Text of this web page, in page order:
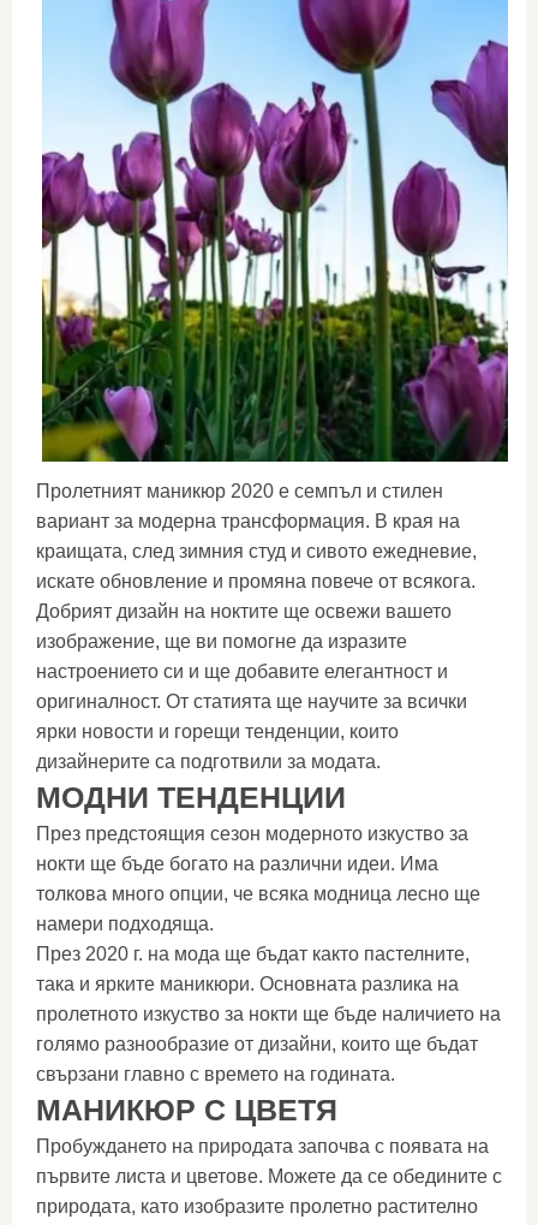
Пролетният маникюр 2020 е семпъл и стилен
вариант за модерна трансформация. В края на
краищата, след зимния студ и сивото ежедневие,
искате обновление и промяна повече от всякога.
Добрият дизайн на ноктите ще освежи вашето
изображение, ще ви помогне да изразите
настроението си и ще добавите елегантност и
оригиналност. От статията ще научите за всички
ярки новости и горещи тенденции, които
дизайнерите са подготвили за модата.
МОДНИ ТЕНДЕНЦИИ
През предстоящия сезон модерното изкуство за
нокти ще бъде богато на различни идеи. Има
толкова много опции, че всяка модница лесно ще
намери подходяща.
През 2020 г. на мода ще бъдат както пастелните,
така и ярките маникюри. Основната разлика на
пролетното изкуство за нокти ще бъде наличието на
голямо разнообразие от дизайни, които ще бъдат
свързани главно с времето на годината.
МАНИКЮР С ЦВЕТЯ
Пробуждането на природата започва с появата на
първите листа и цветове. Можете да се обедините с
природата, като изобразите пролетно растително